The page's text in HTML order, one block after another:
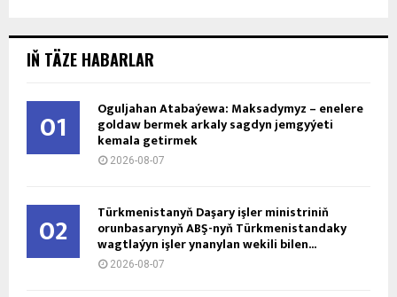
IŇ TÄZE HABARLAR
01 Oguljahan Atabaýewa: Maksadymyz – enelere
goldaw bermek arkaly sagdyn jemgyýeti
kemala getirmek
2026-08-07
02 Türkmenistanyň Daşary işler ministriniň
orunbasarynyň ABŞ-nyň Türkmenistandaky
wagtlaýyn işler ynanylan wekili bilen...
2026-08-07